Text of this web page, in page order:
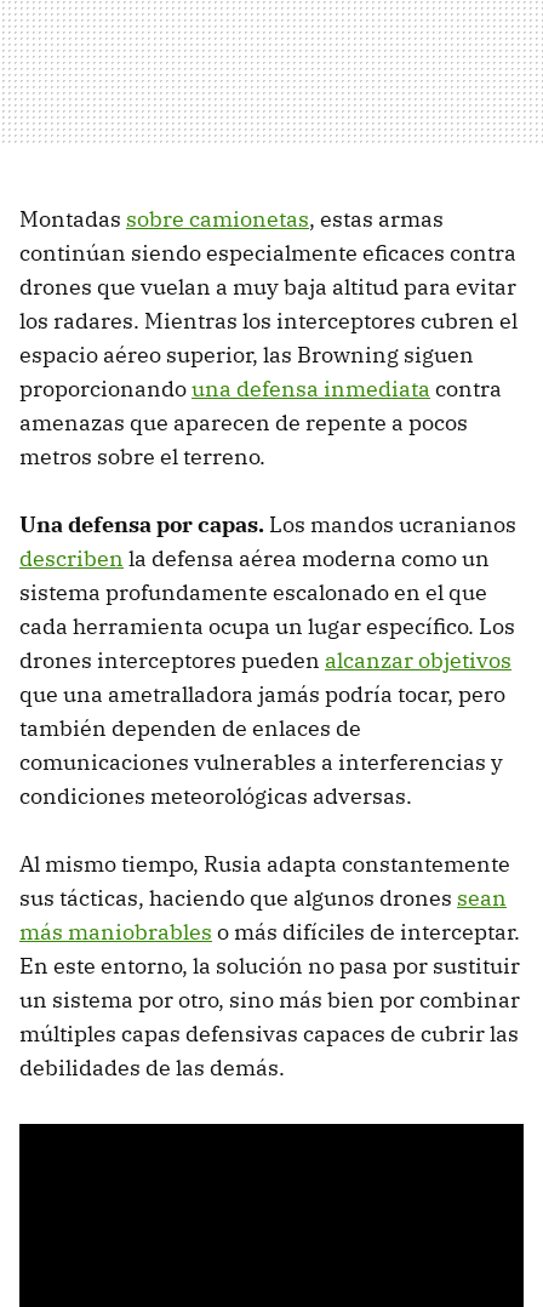
Montadas sobre camionetas, estas armas
continúan siendo especialmente eficaces contra
drones que vuelan a muy baja altitud para evitar
los radares. Mientras los interceptores cubren el
espacio aéreo superior, las Browning siguen
proporcionandouna defensa inmediata contra
amenazas que aparecen de repente a pocos
metros sobre el terreno.
Una defensa por capas. Los mandos ucranianos
describen la defensa aérea moderna como un
sistema profundamente escalonado en el que
cada herramienta ocupa un lugar específico. Los
drones interceptores pueden alcanzar objetivos
que una ametralladora jamás podría tocar, pero
también dependen de enlaces de
comunicaciones vulnerables a interferencias y
condiciones meteorológicas adversas.
Al mismo tiempo, Rusia adapta constantemente
sus tácticas, haciendo que algunos drones sean
más maniobrables o más difíciles de interceptar.
En este entorno, la solución no pasa por sustituir
un sistema por otro, sino más bien por combinar
múltiples capas defensivas capaces de cubrir las
debilidades de las demás.